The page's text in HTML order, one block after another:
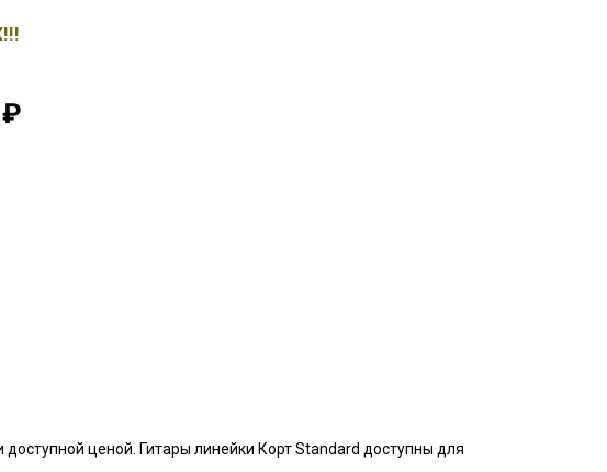
ценой. Гитары линейки Корт Standard доступны для